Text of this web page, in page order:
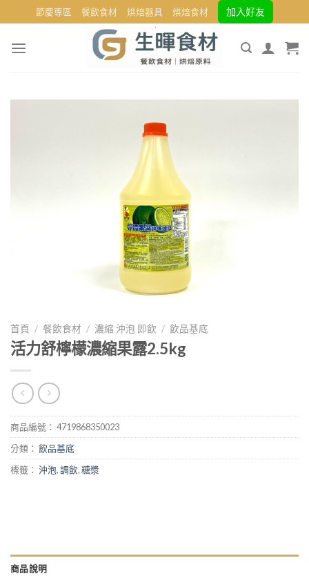
to
content
節慶專區 餐飲食材 烘焙器具 烘焙食材 加入好友
首頁 / 餐飲食材 / 濃縮 沖泡 即飲 / 飲品基底
活力舒檸檬濃縮果露2.5kg
商品編號： 4719868350023
分類： 飲品基底
標籤： 沖泡,調飲,糖漿
商品說明